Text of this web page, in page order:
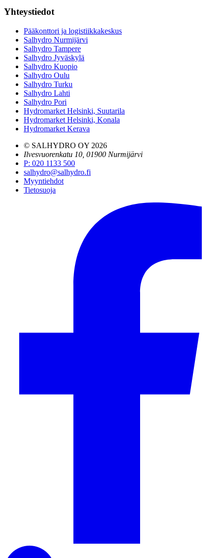
Yhteystiedot
Pääkonttori ja logistiikkakeskus
Salhydro Nurmijärvi
Salhydro Tampere
Salhydro Jyväskylä
Salhydro Kuopio
Salhydro Oulu
Salhydro Turku
Salhydro Lahti
Salhydro Pori
Hydromarket Helsinki, Suutarila
Hydromarket Helsinki, Konala
Hydromarket Kerava
© SALHYDRO OY 2026
Ilvesvuorenkatu 10, 01900 Nurmijärvi
P: 020 1133 500
salhydro@salhydro.fi
Myyntiehdot
Tietosuoja